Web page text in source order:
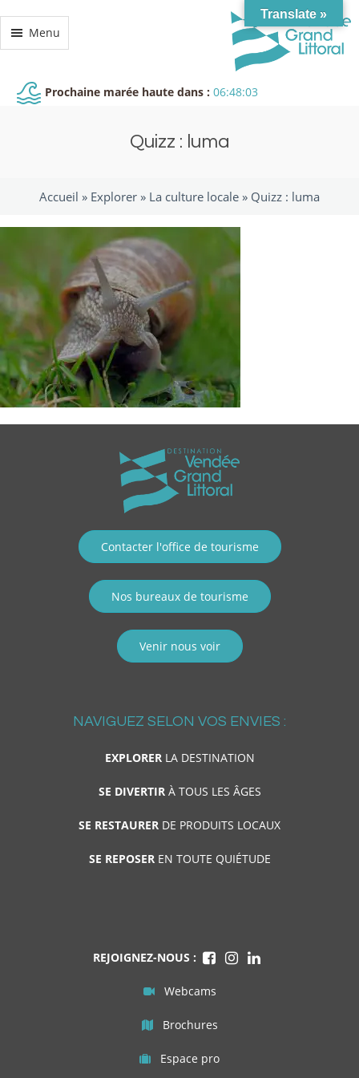
Menu
Prochaine marée haute dans : 06:48:03
Quizz : luma
Accueil » Explorer » La culture locale » Quizz : luma
Contacter l'office de tourisme
Nos bureaux de tourisme
Venir nous voir
NAVIGUEZ SELON VOS ENVIES :
EXPLORERLA DESTINATION
SE DIVERTIRÀ TOUS LES ÂGES
SE RESTAURER DE PRODUITS LOCAUX
SE REPOSEREN TOUTE QUIÉTUDE
REJOIGNEZ-NOUS :
Webcams
Brochures
Espace pro
Translate »